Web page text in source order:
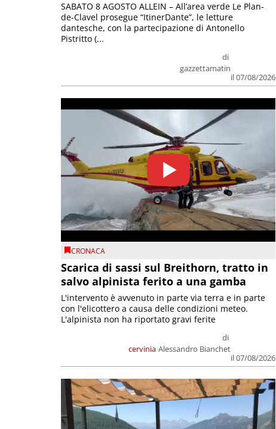
di
gazzettamatin
il 07/08/2026
SABATO 8 AGOSTO ALLEIN – All’area verde Le Plan-
de-Clavel prosegue “ItinerDante”, le letture
dantesche, con la partecipazione di Antonello
Pistritto (...
CRONACA
Scarica di sassi sul Breithorn, tratto in
salvo alpinista ferito a una gamba
cervinia
di
Alessandro Bianchet
il 07/08/2026
L'intervento è avvenuto in parte via terra e in parte
con l'elicottero a causa delle condizioni meteo.
L'alpinista non ha riportato gravi ferite